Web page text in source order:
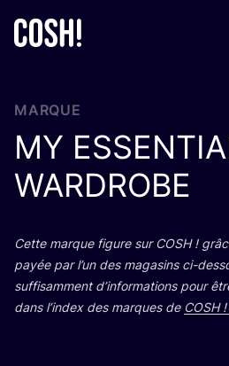
MARQUE
MY
WARDROBE
Cette marque figure sur COSH!
payée par l’un des maga­sins ci-
suf­fi­sam­ment d’in­for­ma­tions pour
dans l’in­dex des marques de COSH!